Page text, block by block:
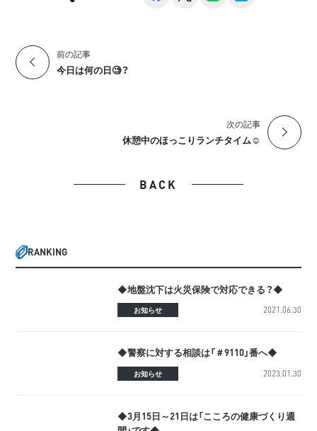
前の記事
今日は何の日🧐？
次の記事
休憩中のほっこりランチタイム☺︎
BACK
RANKING
◆地盤沈下は火災保険で対応できる？◆
お知らせ 2021.06.30
◆警察に対する相談は「＃9110」番へ◆
お知らせ 2023.01.30
◆3月15日～21日は「こころの健康づくり週